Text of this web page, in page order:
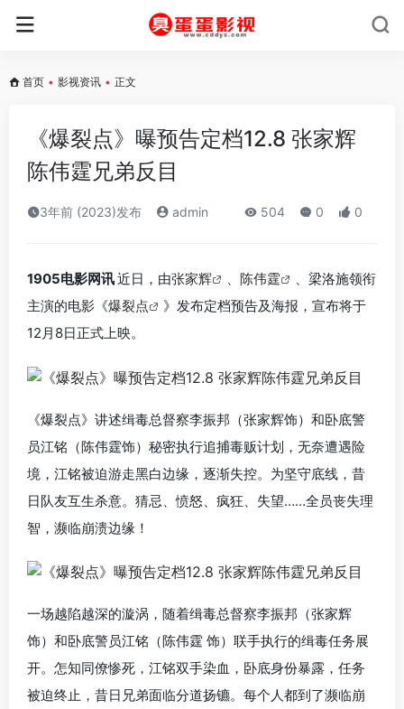
首页 • 影视资讯 • 正文
《爆裂点》曝预告定档12.8 张家辉
陈伟霆兄弟反目
3年前 (2023)发布 admin 504 0 0
1905电影网讯近日，由张家辉 、 陈伟霆
、梁洛施领衔
主演的电影《爆裂点
》发布定档预告及海报，宣布将于
12月8日正式上映。
《爆裂点》讲述缉毒总督察李振邦（张家辉饰）和卧底警
员江铭（陈伟霆饰）秘密执行追捕毒贩计划，无奈遭遇险
境，江铭被迫游走黑白边缘，逐渐失控。为坚守底线，昔
日队友互生杀意。猜忌、愤怒、疯狂、失望……全员丧失理
智，濒临崩溃边缘！
一场越陷越深的漩涡，随着缉毒总督察李振邦（张家辉
饰）和卧底警员江铭（陈伟霆 饰）联手执行的缉毒任务展
开。怎知同僚惨死，江铭双手染血，卧底身份暴露，任务
被迫终止，昔日兄弟面临分道扬镳。每个人都到了濒临崩